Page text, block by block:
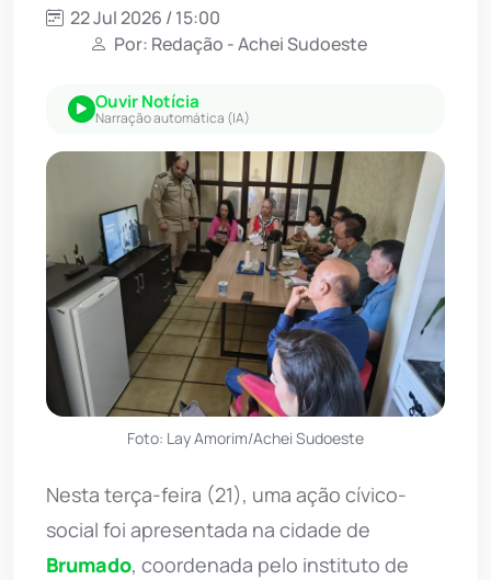
22 Jul 2026 / 15:00
Por: Redação - Achei Sudoeste
Ouvir Notícia
Narração automática (IA)
Foto: Lay Amorim/Achei Sudoeste
Nesta terça-feira (21), uma ação cívico-
social foi apresentada na cidade de
Brumado, coordenada pelo instituto de